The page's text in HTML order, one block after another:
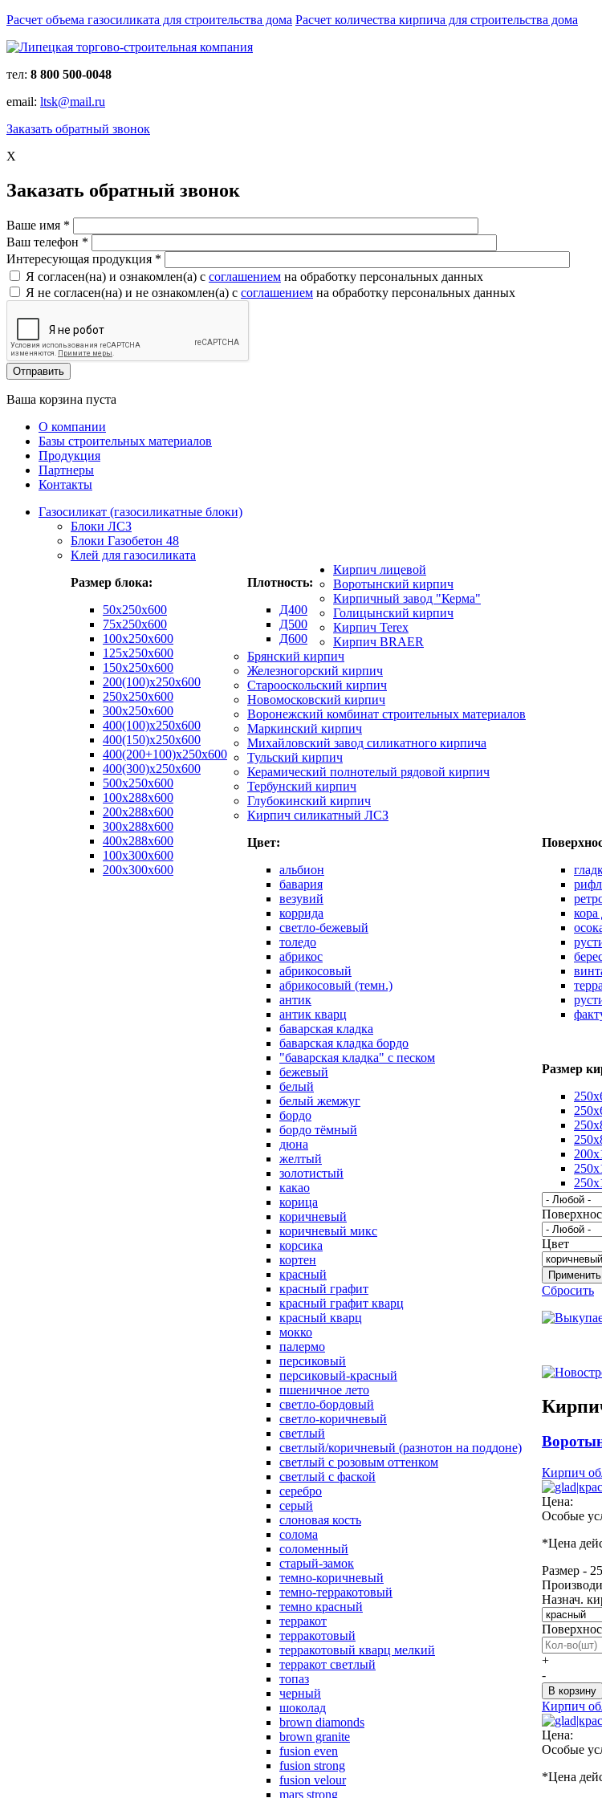
Расчет объема газосиликата для строительства дома Расчет количества кирпича для строительства дома
тел: 8 800 500-0048
email: ltsk@mail.ru
Заказать обратный звонок
X
Заказать обратный звонок
Ваше имя *
Ваш телефон *
Интересующая продукция *
Я согласен(на) и ознакомлен(a) с соглашением на обработку персональных данных
Я не согласен(на) и не ознакомлен(a) с соглашением на обработку персональных данных
Ваша корзина пуста
О компании
Базы строительных материалов
Продукция
Партнеры
Контакты
Газосиликат (газосиликатные блоки)
Блоки ЛСЗ
Блоки Газобетон 48
Клей для газосиликата
Размер блока:
50х250х600
75x250x600
100x250x600
125x250x600
150x250x600
200(100)x250x600
250x250x600
300x250x600
400(100)x250x600
400(150)x250x600
400(200+100)x250x600
400(300)x250x600
500x250x600
100x288x600
200x288x600
300x288x600
400x288x600
100х300х600
200х300х600
Плотность:
Д400
Д500
Д600
Кирпич лицевой
Воротынский кирпич
Кирпичный завод "Керма"
Голицынский кирпич
Кирпич Terex
Кирпич BRAER
Брянский кирпич
Железногорский кирпич
Старооскольский кирпич
Новомосковский кирпич
Воронежский комбинат строительных материалов
Маркинский кирпич
Михайловский завод силикатного кирпича
Тульский кирпич
Керамический полнотелый рядовой кирпич
Тербунский кирпич
Глубокинский кирпич
Кирпич силикатный ЛСЗ
Цвет:
альбион
бавария
везувий
коррида
светло-бежевый
толедо
абрикос
абрикосовый
абрикосовый (темн.)
антик
антик кварц
баварская кладка
баварская кладка бордо
"баварская кладка" с песком
бежевый
белый
белый жемжуг
бордо
бордо тёмный
дюна
желтый
золотистый
какао
корица
коричневый
коричневый микс
корсика
кортен
красный
красный графит
красный графит кварц
красный кварц
мокко
палермо
персиковый
персиковый-красный
пшеничное лето
светло-бордовый
светло-коричневый
светлый
светлый/коричневый (разнотон на поддоне)
светлый с розовым оттенком
светлый с фаской
серебро
серый
слоновая кость
солома
соломенный
старый-замок
темно-коричневый
темно-терракотовый
темно красный
терракот
терракотовый
терракотовый кварц мелкий
терракот светлый
топаз
черный
шоколад
brown diamonds
brown granite
fusion even
fusion strong
fusion velour
mars strong
кора
терра
Размер
Цвет
Сбросить
Кирпич
Цена:
Особые
*Цена
Размер -
Назнач.
+
-
Кирпич
Цена:
Особые
*Цена